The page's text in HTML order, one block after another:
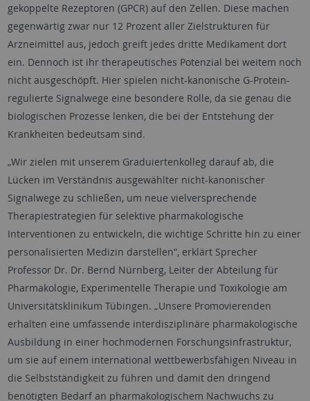
gekoppelte Rezeptoren (GPCR) auf den Zellen. Diese machen
gegenwärtig zwar nur 12 Prozent aller Zielstrukturen für
Arzneimittel aus, jedoch greift jedes dritte Medikament dort
ein. Dennoch ist ihr therapeutisches Potenzial bei weitem noch
nicht ausgeschöpft. Hier spielen nicht-kanonische G-Protein-
regulierte Signalwege eine besondere Rolle, da sie genau die
biologischen Prozesse lenken, die bei der Entstehung der
Krankheiten bedeutsam sind.
„Wir zielen mit unserem Graduiertenkolleg darauf ab, die
Lücken im Verständnis ausgewählter nicht-kanonischer
Signalwege zu schließen, um neue vielversprechende
Therapiestrategien für selektive pharmakologische
Interventionen zu entwickeln, die wichtige Schritte hin zu einer
personalisierten Medizin darstellen“, erklärt Sprecher
Professor Dr. Dr. Bernd Nürnberg, Leiter der Abteilung für
Pharmakologie, Experimentelle Therapie und Toxikologie am
Universitätsklinikum Tübingen. „Unsere Promovierenden
erhalten eine umfassende interdisziplinäre pharmakologische
Ausbildung in einer hochmodernen Forschungsinfrastruktur,
um sie auf einem international wettbewerbsfähigen Niveau in
die Selbstständigkeit zu führen und damit den dringend
benötigten Bedarf an pharmakologischem Nachwuchs zu